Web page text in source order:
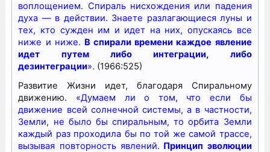
воплощением. Спираль нисхождения или падения
духа — в действии. Знаете разлагающиеся луны и
тех, кто сужден им и идет на них, опускаясь все
ниже и ниже. В спирали времени каждое явление
идет путем либо интеграции, либо
дезинтеграции». (1966:525)
Развитие Жизни идет, благодаря Спиральному
движению. «Думаем ли о том, что если бы
движение всей солнечной системы, а в частности,
Земли, не было бы спиральным, то орбита Земли
каждый раз проходила бы по той же самой трассе,
вызывая повторность явлений. Принцип эволюции